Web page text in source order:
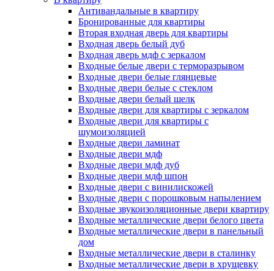
Антивандальные в квартиру
Бронированные для квартиры
Вторая входная дверь для квартиры
Входная дверь белый дуб
Входная дверь мдф с зеркалом
Входные белые двери с терморазрывом
Входные двери белые глянцевые
Входные двери белые с стеклом
Входные двери белый шелк
Входные двери для квартиры с зеркалом
Входные двери для квартиры с
шумоизоляцией
Входные двери ламинат
Входные двери мдф
Входные двери мдф дуб
Входные двери мдф шпон
Входные двери с винилискожей
Входные двери с порошковым напылением
Входные звукоизоляционные двери квартиру
Входные металлические двери белого цвета
Входные металлические двери в панельный
дом
Входные металлические двери в сталинку
Входные металлические двери в хрущевку